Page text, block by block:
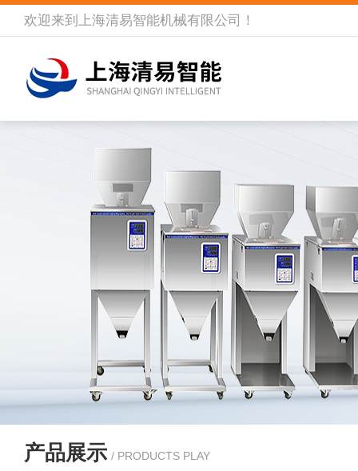
欢迎来到 上海清易智能机械有限公司 ！
产品展示 / PRODUCTS PLAY